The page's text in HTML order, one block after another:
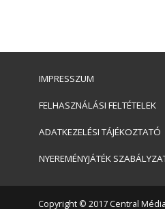
IMPRESSZUM
FELHASZNÁLÁSI FELTÉTELEK
ADATKEZELÉSI TÁJÉKOZTATÓ
NYEREMÉNYJÁTÉK
Copyright © 2017 Central